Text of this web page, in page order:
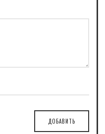
ДОБАВИТЬ